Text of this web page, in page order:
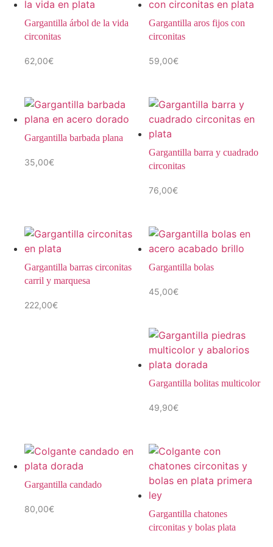
Gargantilla árbol de la vida
circonitas
62,00€
Gargantilla aros fijos con
circonitas
59,00€
Gargantilla barbada plana
35,00€
Gargantilla barra y cuadrado
circonitas
76,00€
Gargantilla barras circonitas
carril y marquesa
222,00€
Gargantilla bolas
45,00€
Gargantilla bolitas multicolor
49,90€
Gargantilla candado
80,00€
Gargantilla chatones
circonitas y bolas plata